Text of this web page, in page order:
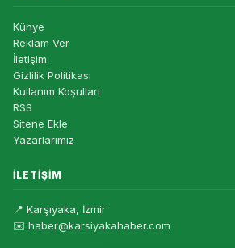
Künye
Reklam Ver
İletişim
Gizlilik Politikası
Kullanım Koşulları
RSS
Sitene Ekle
Yazarlarımız
İLETIŞIM
📍 Karşıyaka, İzmir
✉️ haber@karsiyakahaber.com